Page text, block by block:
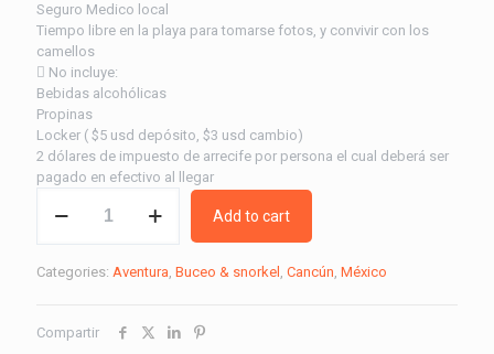
Seguro Medico local
Tiempo libre en la playa para tomarse fotos, y convivir con los
camellos
No incluye:
Bebidas alcohólicas
Propinas
Locker ( $5 usd depósito, $3 usd cambio)
2 dólares de impuesto de arrecife por persona el cual deberá ser
pagado en efectivo al llegar
Adventure
Safari
Add to cart
Categories: Aventura, Buceo & snorkel , Cancún, México
Compartir